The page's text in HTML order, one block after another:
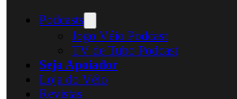
Podcasts
Jogo Véio Podcast
TV de Tubo Podcast
Seja Apoiador
Loja do Véio
Revistas